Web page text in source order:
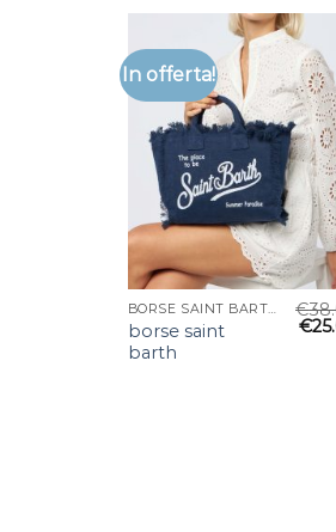
In offerta!
BORSE SAINT BARTH
borse saint
barth
€
€